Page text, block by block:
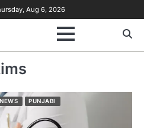
Aug 6, 2026
NEWS PUNJABI